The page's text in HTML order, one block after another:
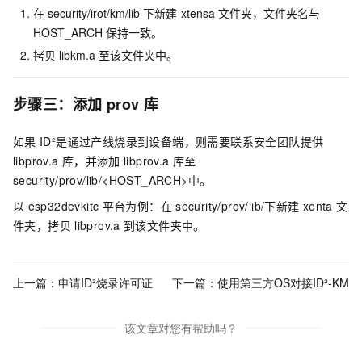
在 security/irot/km/lib 下新建 xtensa 文件夹，文件夹名与
HOST_ARCH 保持一致。
拷贝 libkm.a 至该文件夹中。
步骤三：添加 prov 库
如果 ID²是通过产线烧录到设备端，则需要联系安全团队提供
libprov.a 库，并添加 libprov.a 库至
security/prov/lib/<HOST_ARCH>中。
以 esp32devkitc 平台为例：在 security/prov/lib/下新建 xenta 文
件夹，拷贝 libprov.a 到该文件夹中。
上一篇： 申请ID²烧录许可证 下一篇： 使用第三方OS对接ID²-KM
该文章对您有帮助吗？